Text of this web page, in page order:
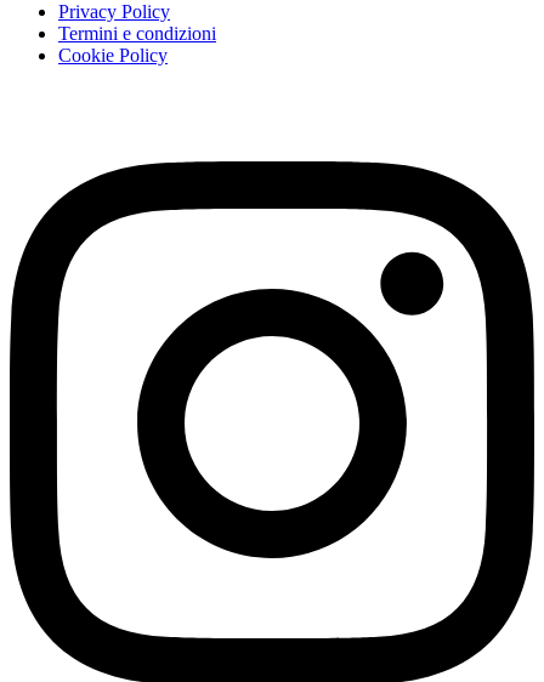
Privacy Policy
Termini e condizioni
Cookie Policy